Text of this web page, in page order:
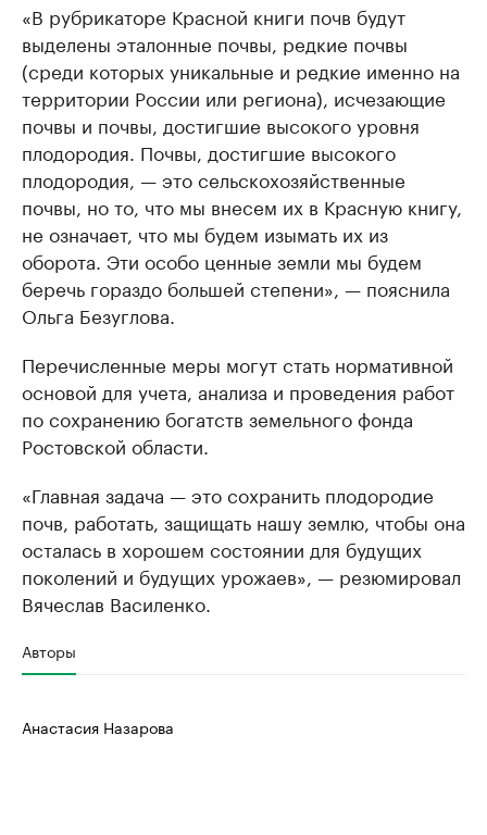
«В рубрикаторе Красной книги почв будут
выделены эталонные почвы, редкие почвы
(среди которых уникальные и редкие именно на
территории России или региона), исчезающие
почвы и почвы, достигшие высокого уровня
плодородия. Почвы, достигшие высокого
плодородия, — это сельскохозяйственные
почвы, но то, что мы внесем их в Красную книгу,
не означает, что мы будем изымать их из
оборота. Эти особо ценные земли мы будем
беречь гораздо большей степени», — пояснила
Ольга Безуглова.
Перечисленные меры могут стать нормативной
основой для учета, анализа и проведения работ
по сохранению богатств земельного фонда
Ростовской области.
«Главная задача — это сохранить плодородие
почв, работать, защищать нашу землю, чтобы она
осталась в хорошем состоянии для будущих
поколений и будущих урожаев», — резюмировал
Вячеслав Василенко.
Авторы
Анастасия Назарова